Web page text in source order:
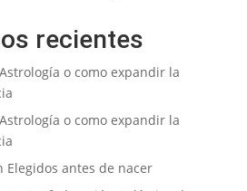
recientes
o como expandir la
o como expandir la
Elegidos antes de nacer